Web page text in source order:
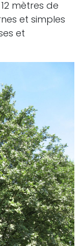
mètres de
et simples
et